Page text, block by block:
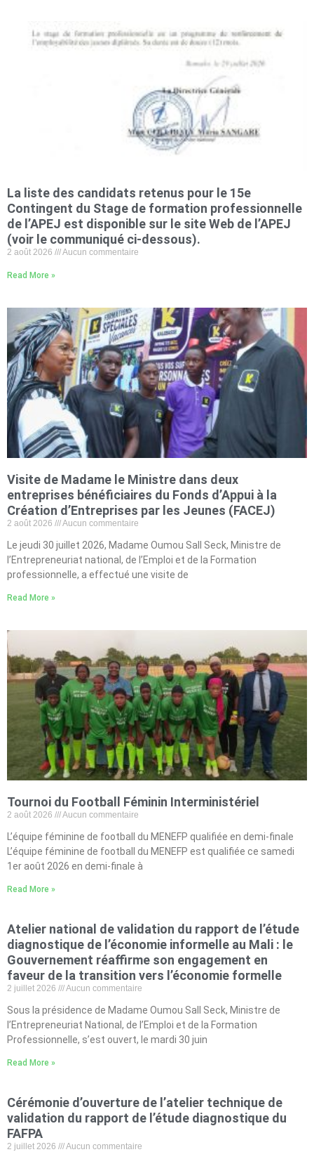
La liste des candidats retenus pour le 15e
Contingent du Stage de formation professionnelle
de l’APEJ est disponible sur le site Web de l’APEJ
(voir le communiqué ci-dessous).
2 août 2026 Aucun commentaire
Read More »
Visite de Madame le Ministre dans deux
entreprises bénéficiaires du Fonds d’Appui à la
Création d’Entreprises par les Jeunes (FACEJ)
2 août 2026 Aucun commentaire
Le jeudi 30 juillet 2026, Madame Oumou Sall Seck, Ministre de
l’Entrepreneuriat national, de l’Emploi et de la Formation
professionnelle, a effectué une visite de
Read More »
Tournoi du Football Féminin Interministériel
2 août 2026 Aucun commentaire
L’équipe féminine de football du MENEFP qualifiée en demi-finale
L’équipe féminine de football du MENEFP est qualifiée ce samedi
1er août 2026 en demi-finale à
Read More »
Atelier national de validation du rapport de l’étude
diagnostique de l’économie informelle au Mali : le
Gouvernement réaffirme son engagement en
faveur de la transition vers l’économie formelle
2 juillet 2026 Aucun commentaire
Sous la présidence de Madame Oumou Sall Seck, Ministre de
l’Entrepreneuriat National, de l’Emploi et de la Formation
Professionnelle, s’est ouvert, le mardi 30 juin
Read More »
Cérémonie d’ouverture de l’atelier technique de
validation du rapport de l’étude diagnostique du
FAFPA
2 juillet 2026 Aucun commentaire